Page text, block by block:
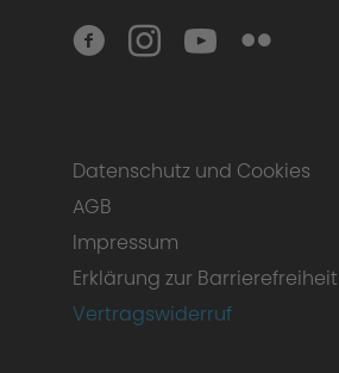
Datenschutz und Cookies
AGB
Impressum
Erklärung zur Barrierefreiheit
Vertragswiderruf